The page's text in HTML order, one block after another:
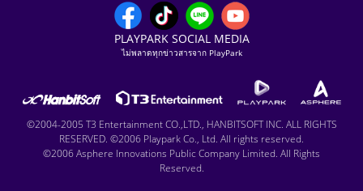
PLAYPARK SOCIAL MEDIA
ไม่พลาดทุกข่าวสารจาก PlayPark
©2004-2005 T3 Entertainment CO.,LTD., HANBITSOFT INC. ALL RIGHTS
RESERVED. ©2006 Playpark Co., Ltd. All rights reserved.
©2006 Asphere Innovations Public Company Limited. All Rights
Reserved.